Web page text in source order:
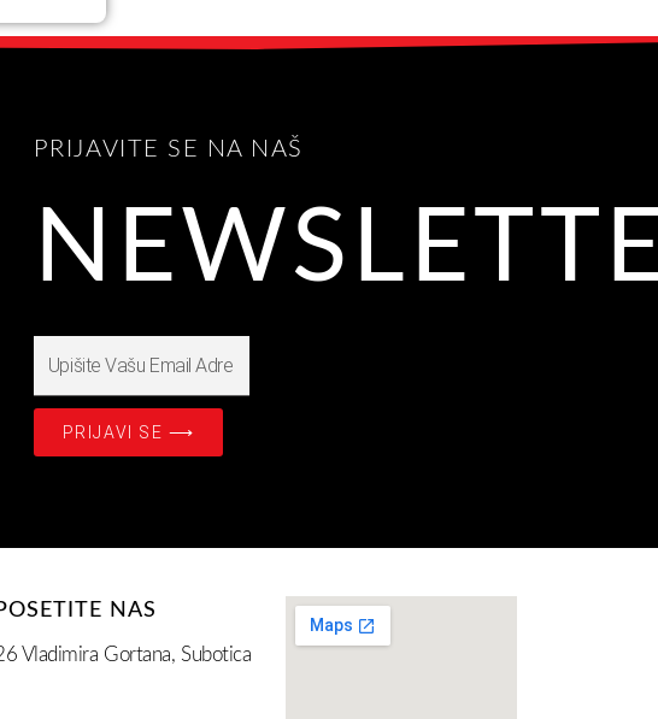
PRIJAVITE SE NA NAŠ
na
Adresu
PRIJAVI SE ⟶
NAS
Vladimira Gortana, Subotica